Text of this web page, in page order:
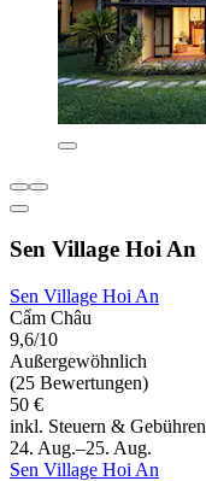
Sen Village Hoi An
Sen Village Hoi An
Cẩm Châu
9,6/10
Außergewöhnlich
(25 Bewertungen)
50 €
inkl. Steuern & Gebühren
24. Aug.–25. Aug.
Sen Village Hoi An